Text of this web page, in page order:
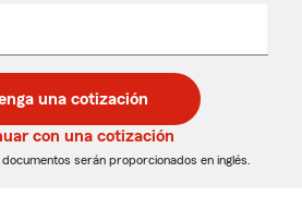
una cotización
con una cotización
serán proporcionados en inglés.